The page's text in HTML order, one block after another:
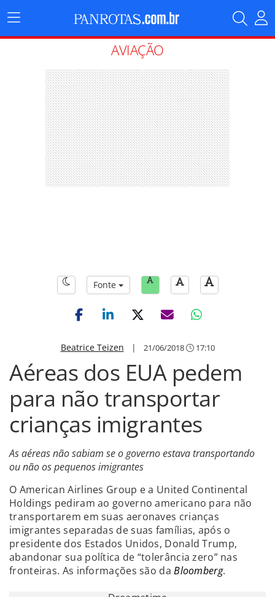
Menu
Principal
AVIAÇÃO
Fonte
Beatrice Teizen | 21/06/2018 17:10
Aéreas dos EUA pedem
para não transportar
crianças imigrantes
As aéreas não sabiam se o governo estava transportando
ou não os pequenos imigrantes
O American Airlines Group e a United Continental
Holdings pediram ao governo americano para não
transportarem em suas aeronaves crianças
imigrantes separadas de suas famílias, após o
presidente dos Estados Unidos, Donald Trump,
abandonar sua política de “tolerância zero” nas
fronteiras. As informações são da Bloomberg.